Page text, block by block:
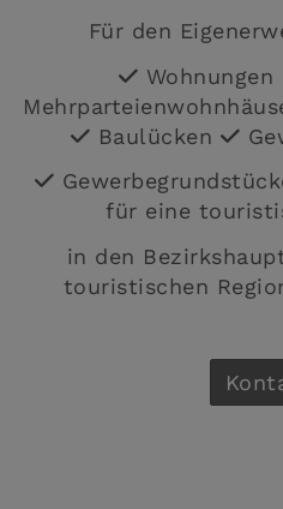
Für den
Wohnungen
Baulücken
für eine
in den
touristischen